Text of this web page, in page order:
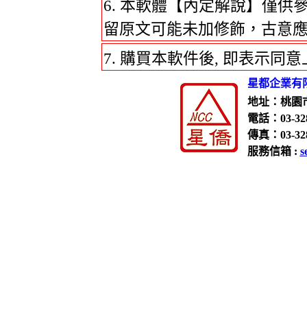
本軟體【內定解說】僅供
留原文可能未加修飾，古意
購買本軟件後, 即表示同
星都企業有
地址：桃園
電話：03-
傳真：03-
服務信箱 :